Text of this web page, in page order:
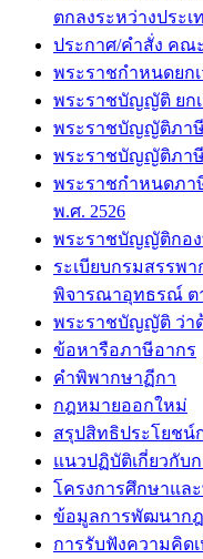
ตกลงระหว่างประเ
ประกาศ/คำสั่ง คณ
พระราชกำหนดยก
พระราชบัญญัติ ยกเ
พระราชบัญญัติภาษี
พระราชบัญญัติภา
พระราชกำหนดภา
พ.ศ. 2526
พระราชบัญญัติกอง
ระเบียบกรมสรรพ
พิจารณาอุทธรณ์ ต
พระราชบัญญัติ ว่า
ข้อหารือภาษีอากร
คำพิพากษาฏีกา
กฎหมายออกใหม่
สรุปสิทธิประโยชน์
แนวปฏิบัติเกี่ยวกับ
โครงการศึกษาแล
ข้อมูลการพัฒนาก
การรับฟังความคิด